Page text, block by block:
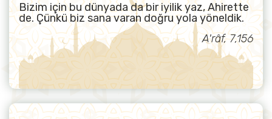
Bizim için bu dünyada da bir iyilik yaz, Ahirette
de. Çünkü biz sana varan doğru yola yöneldik.
A'râf, 7,156